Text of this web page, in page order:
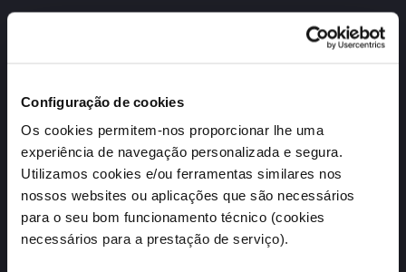
Configuração de cookies
Os cookies permitem-nos proporcionar lhe uma
experiência de navegação personalizada e segura.
Utilizamos cookies e/ou ferramentas similares nos
nossos websites ou aplicações que são necessários
para o seu bom funcionamento técnico (cookies
necessários para a prestação de serviço).
Não percas esta oportunidade única de
vivenciar o cinema português na sua essência.
Vem apoiar os nossos talentos, emocionares-
te com histórias que te tocam e fazeres parte
desta celebração.
Os bilhetes para estas sessões especiais já
estão disponíveis. Podes comprar nos nossos